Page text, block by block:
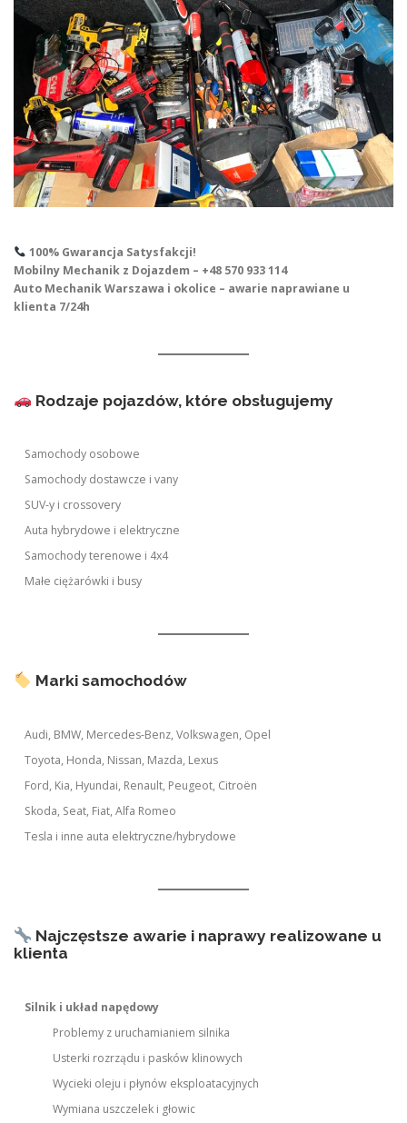
100% Gwarancja Satysfakcji!
Mobilny Mechanik z Dojazdem – +48 570 933 114
Auto Mechanik Warszawa i okolice – awarie naprawiane u
klienta 7/24h
Rodzaje pojazdów, które obsługujemy
Samochody osobowe
Samochody dostawcze i vany
SUV-y i crossovery
Auta hybrydowe i elektryczne
Samochody terenowe i 4x4
Małe ciężarówki i busy
Marki samochodów
Audi, BMW, Mercedes-Benz, Volkswagen, Opel
Toyota, Honda, Nissan, Mazda, Lexus
Ford, Kia, Hyundai, Renault, Peugeot, Citroën
Skoda, Seat, Fiat, Alfa Romeo
Tesla i inne auta elektryczne/hybrydowe
Najczęstsze awarie i naprawy realizowane u
klienta
Silnik i układ napędowy
Problemy z uruchamianiem silnika
Usterki rozrządu i pasków klinowych
Wycieki oleju i płynów eksploatacyjnych
Wymiana uszczelek i głowic